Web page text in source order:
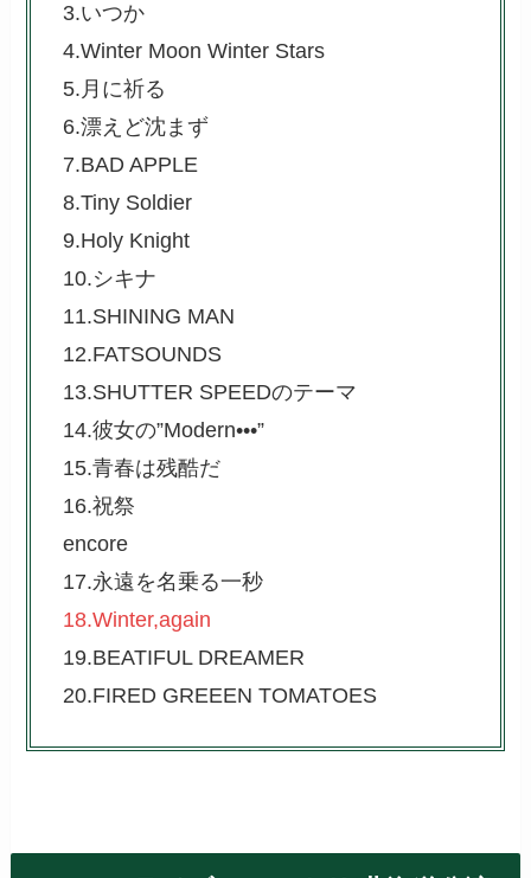
3.いつか
4.Winter Moon Winter Stars
5.月に祈る
6.漂えど沈まず
7.BAD APPLE
8.Tiny Soldier
9.Holy Knight
10.シキナ
11.SHINING MAN
12.FATSOUNDS
13.SHUTTER SPEEDのテーマ
14.彼女の”Modern•••”
15.青春は残酷だ
16.祝祭
encore
17.永遠を名乗る一秒
18.Winter,again
19.BEATIFUL DREAMER
20.FIRED GREEEN TOMATOES